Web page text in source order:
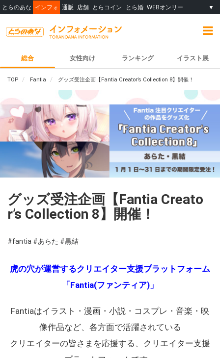
とらのあな インフォ 通販 店舗 とらコイン とら婚 WEBオンリー ▼
総合 女性向け ランキング イラスト展
TOP Fantia グッズ受注企画【Fantia Creator’s Collection 8】開催！
グッズ受注企画【Fantia Creato
r’s Collection 8】開催！
#fantia #あらた #黒結
虎の穴が運営するクリエイター支援プラットフォーム
「Fantia(ファンティア)」
Fantiaはイラスト・漫画・小説・コスプレ・音楽・映
像作品など、各方面で活躍されている
クリエイターの皆さまを応援する、クリエイター支援